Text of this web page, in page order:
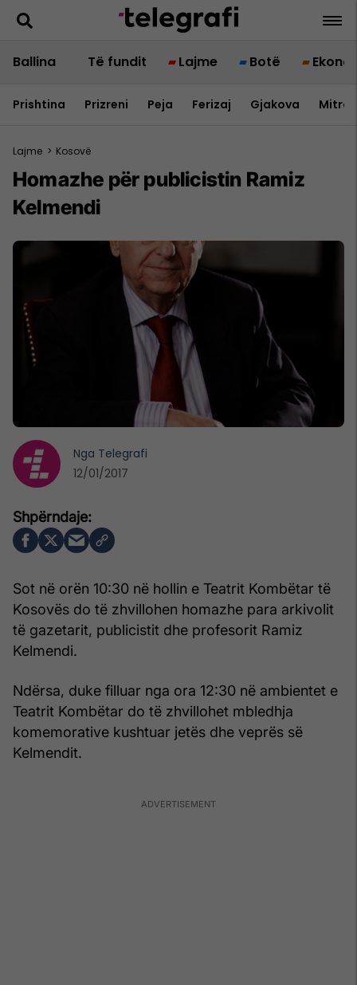
Ballina Të fundit Lajme Botë
Prishtina Prizreni Peja Ferizaj Gjakova
Lajme > Kosovë
Homazhe për publicistin Ramiz
Kelmendi
Sot në orën 10:30 në hollin e Teatrit Kombëtar të
Kosovës do të zhvillohen homazhe para arkivolit
të gazetarit, publicistit dhe profesorit Ramiz
Kelmendi.
Ndërsa, duke filluar nga ora 12:30 në ambientet e
Teatrit Kombëtar do të zhvillohet mbledhja
komemorative kushtuar jetës dhe veprës së
Kelmendit.
Nga Telegrafi
12/01/2017